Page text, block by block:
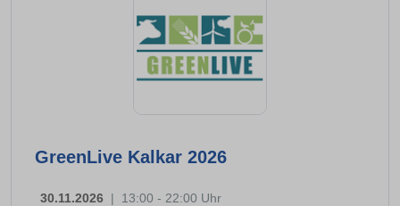
GreenLive Kalkar 2026
30.11.2026 | 13:00 - 22:00 Uhr